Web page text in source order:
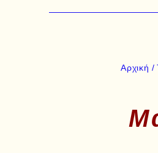
Αρχική /